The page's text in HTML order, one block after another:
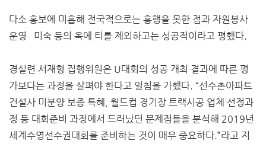
다소 홍보에 미흡해 전국적으로는 흥행을 못한 점과 자원봉사
운영 미숙 등의 옥에 티를 제외하고는 성공적이라고 평했다.
경실련 서재형 집행위원은 U대회의 성공 개최 결과에 따른 평
가보다는 과정을 살펴야 한다고 일침을 가했다. “선수촌아파트
건설사 미분양 보증 특혜, 월드컵 경기장 트랙시공 업체 선정과
정 등 대회준비 과정에서 드러났던 문제점들을 분석해 2019년
세계수영선수권대회를 준비하는 것이 매우 중요하다.”라고 지